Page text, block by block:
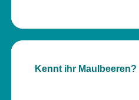
Kennt ihr Maulbeeren?